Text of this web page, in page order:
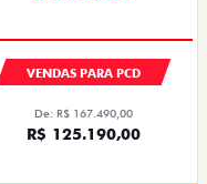
VENDAS PARA PCD
De: R$ 167.490,00
R$ 125.190,00